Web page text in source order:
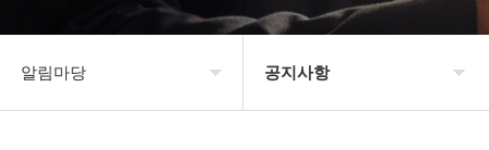
알림마당 공지사항